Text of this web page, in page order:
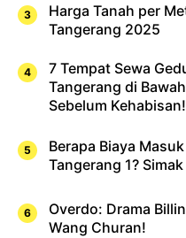
Harga Tanah per
Tangerang 2025
7 Tempat Sewa
Tangerang di
Sebelum Kehabisan!
Berapa Biaya
Tangerang 1?
Overdo: Drama
Wang Churan!